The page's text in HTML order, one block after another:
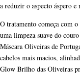
a reduzir o aspecto áspero e
O tratamento começa com
uma limpeza suave do
Máscara Oliveiras de
cabelos mais macios,
Glow Brilho das Oliveiras